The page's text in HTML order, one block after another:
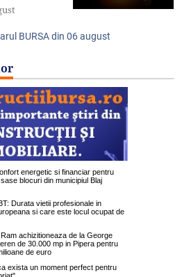
BURSA din 06 august